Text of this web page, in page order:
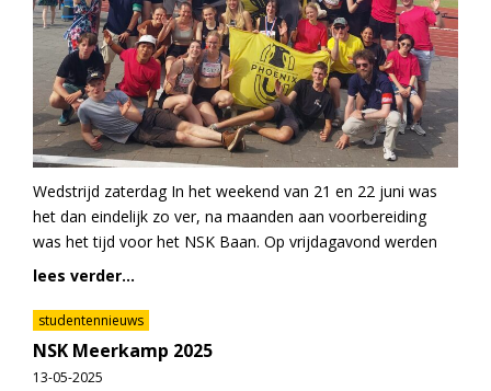
Wedstrijd zaterdag In het weekend van 21 en 22 juni was
het dan eindelijk zo ver, na maanden aan voorbereiding
was het tijd voor het NSK Baan. Op vrijdagavond werden
lees verder...
studentennieuws
NSK Meerkamp 2025
13-05-2025